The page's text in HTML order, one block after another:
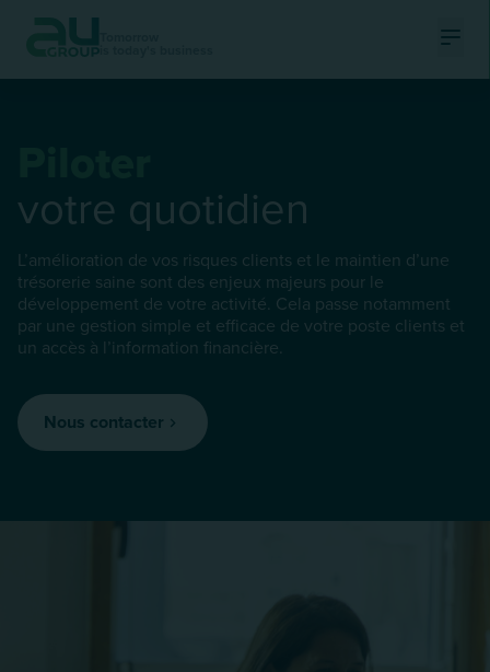
is today's business
votre quotidien
L’amélioration de vos risques clients et le maintien d’une
trésorerie saine sont des enjeux majeurs pour le
développement de votre activité. Cela passe notamment
par une gestion simple et efficace de votre poste clients et
un accès à l’information financière.
Nous contacter